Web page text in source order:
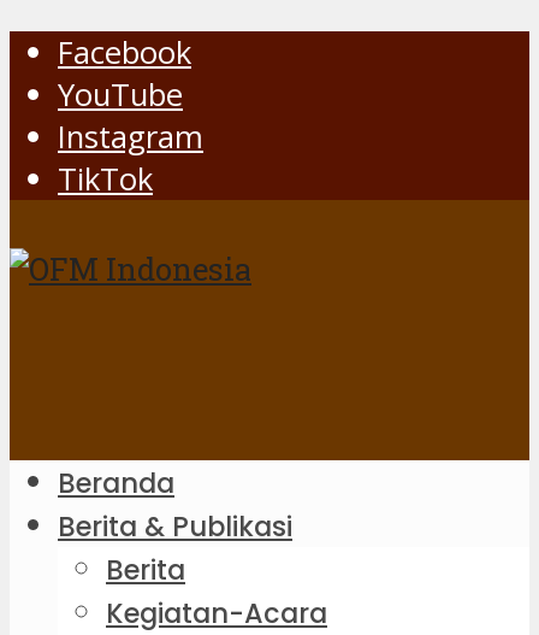
Facebook
YouTube
Instagram
TikTok
Beranda
Berita & Publikasi
Berita
Kegiatan-Acara